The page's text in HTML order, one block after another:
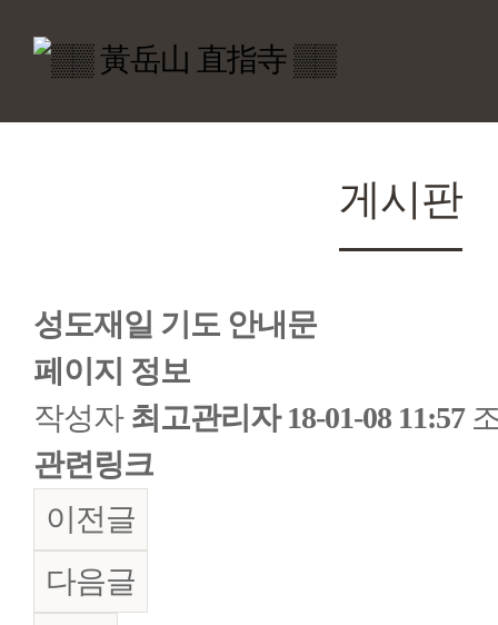
게시판
성도재일 기도 안내문
페이지 정보
작성자 최고관리자 18-01-08 11:57
관련링크
이전글
다음글